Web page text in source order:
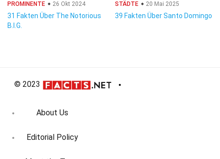
PROMINENTE 26 Okt 2024
31 Fakten Über The Notorious
B.I.G.
STÄDTE 20 Mai 2025
39 Fakten Über Santo Domingo
© 2023
About Us
Editorial Policy